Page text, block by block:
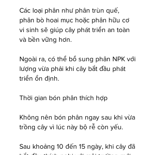
Các loại phân như phân trùn quế,
phân bò hoai mục hoặc phân hữu cơ
vi sinh sẽ giúp cây phát triển an toàn
và bền vững hơn.
Ngoài ra, có thể bổ sung phân NPK với
lượng vừa phải khi cây bắt đầu phát
triển ổn định.
Thời gian bón phân thích hợp
Không nên bón phân ngay sau khi vừa
trồng cây vì lúc này bộ rễ còn yếu.
Sau khoảng 10 đến 15 ngày, khi cây đã